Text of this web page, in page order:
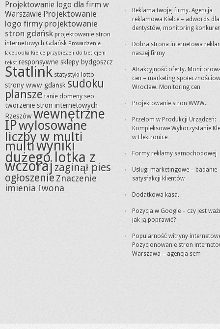
Projektowanie logo dla firm w
Warszawie Projektowanie
logo firmy projektowanie
stron gdańsk projektowanie stron
internetowych Gdańsk Prowadzenie
facebooka Kielce przybieżeli do betlejem
tekst responsywne sklepy bydgoszcz
Statlink statystyki lotto
strony www gdańsk sudoku
plansze tanie domeny seo
tworzenie stron internetowych
Rzeszówwewnętrzne
IPwylosowane
liczby w multi
multiwyniki
dużego lotka z
wczoraj zaginął pies
ogłoszenieZnaczenie
imienia Iwona
Reklama twojej firmy. Agencja
reklamowa Kielce – adwords dla
dentystów, monitoring
Dobra strona internetowa
naszej firmy
Atrakcyjność oferty.
cen – marketing
Wrocław. Monitoring cen
Projektowanie stron WWW.
Przełom w Produkcji Urządzeń:
Kompleksowe Wykorzystanie
w Elektronice
Formy reklamy samochodowej
Usługi marketingowe – badanie
satysfakcji klientów
Dodatkowa kasa.
Pozycja w Google – czy jest
jak ją poprawić?
Popularność witryny
Pozycjonowanie stron
Warszawa – agencja sem